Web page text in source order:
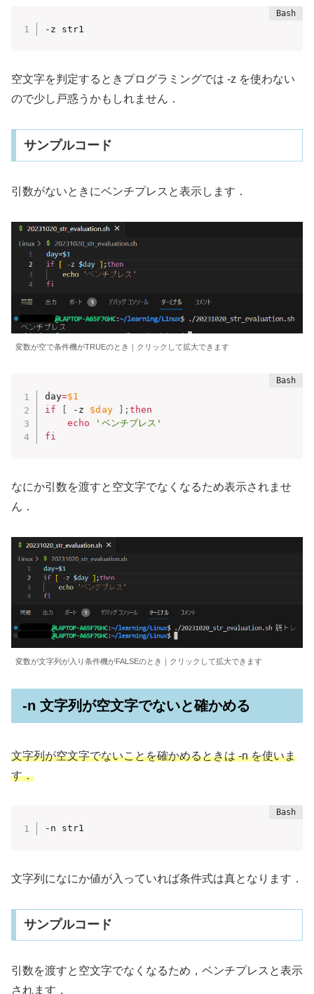
-z str1
空文字を判定するときプログラミングでは -z を使わない
ので少し戸惑うかもしれません．
サンプルコード
引数がないときにベンチプレスと表示します．
変数が空で条件機がTRUEのとき｜クリックして拡大できます
day=$1
if
-z $day ;then
echo
'ベンチプレス'
fi
なにか引数を渡すと空文字でなくなるため表示されませ
ん．
変数が文字列が入り条件機がFALSEのとき｜クリックして拡大できます
-n 文字列が空文字でないと確かめる
文字列が空文字でないことを確かめるときは -n を使いま
す．
-n str1
文字列になにか値が入っていれば条件式は真となります．
サンプルコード
引数を渡すと空文字でなくなるため，ベンチプレスと表示
されます．